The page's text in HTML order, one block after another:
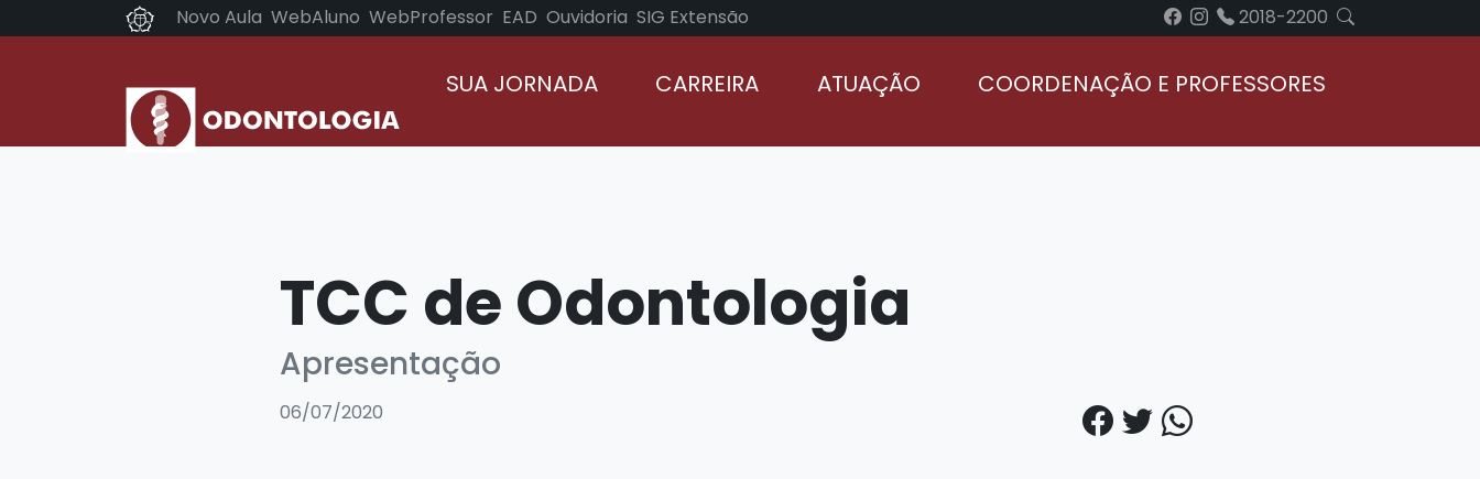
Novo Aula WebAluno WebProfessor EAD Ouvidoria SIG Extensão 2018-2200
SUA JORNADA CARREIRA ATUAÇÃO COORDENAÇÃO E PROFESSORES
TCC de Odontologia
Apresentação
06/07/2020